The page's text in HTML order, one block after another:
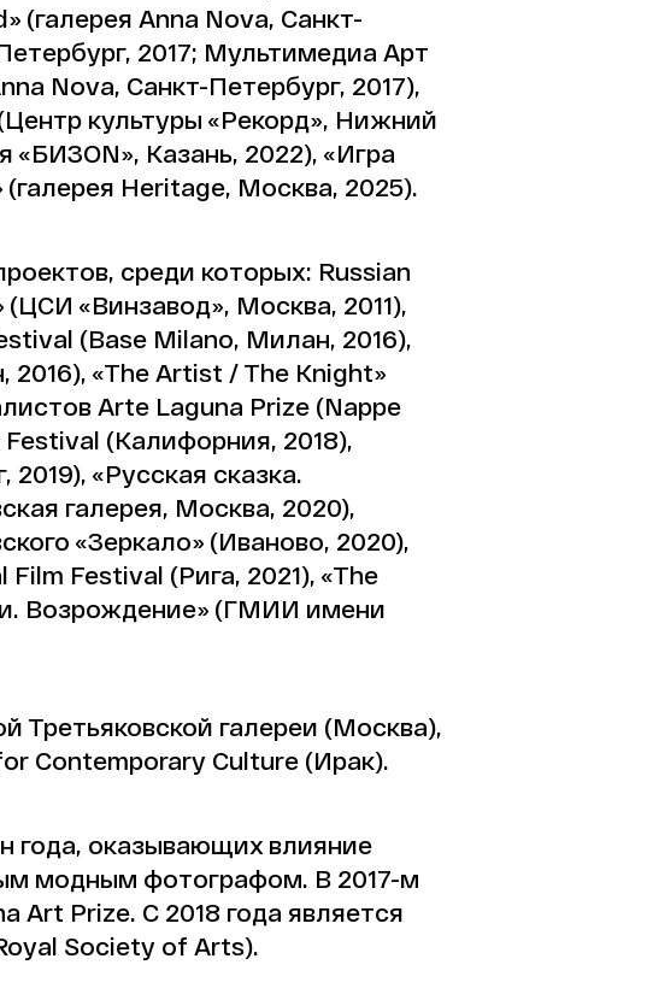
(галерея Anna Nova, Санкт-
2017; Мультимедиа Арт
Nova, Санкт-Петербург, 2017),
культуры «Рекорд», Нижний
«БИЗОN», Казань, 2022), «Игра
Heritage, Москва, 2025).
среди которых: Russian
«Винзавод», Москва, 2011),
(Base Milano, Милан, 2016),
«The Artist / The Knight»
Arte Laguna Prize (Nappe
(Калифорния, 2018),
«Русская сказка.
галерея, Москва, 2020),
«Зеркало» (Иваново, 2020),
Festival (Рига, 2021), «The
Возрождение» (ГМИИ имени
Третьяковской галереи (Москва),
Contemporary Culture (Ирак).
года, оказывающих влияние
модным фотографом. В 2017-м
Prize. С 2018 года является
Society of Arts).